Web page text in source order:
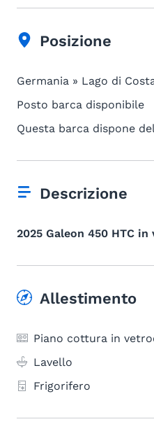
Posizione
Germania » Lago di
Posto barca disponibile
Questa barca dispone
Descrizione
2025 Galeon 450 HTC in
Allestimento
Piano cottura in
Lavello
Frigorifero